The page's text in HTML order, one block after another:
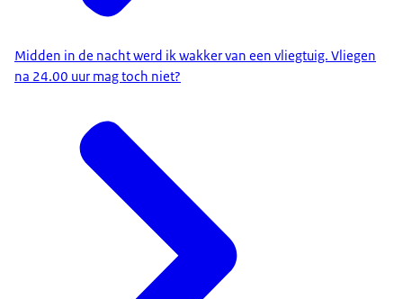
Midden in de nacht werd ik wakker van een vliegtuig. Vliegen
na 24.00 uur mag toch niet?